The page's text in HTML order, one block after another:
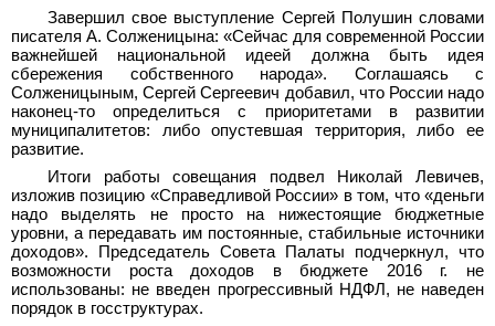
Завершил свое выступление Сергей Полушин словами
писателя А. Солженицына: «Сейчас для современной России
важнейшей национальной идеей должна быть идея
сбережения собственного народа». Соглашаясь с
Солженицыным, Сергей Сергеевич добавил, что России надо
наконец-то определиться с приоритетами в развитии
муниципалитетов: либо опустевшая территория, либо ее
развитие.
Итоги работы совещания подвел Николай Левичев,
изложив позицию «Справедливой России» в том, что «деньги
надо выделять не просто на нижестоящие бюджетные
уровни, а передавать им постоянные, стабильные источники
доходов». Председатель Совета Палаты подчеркнул, что
возможности роста доходов в бюджете 2016 г. не
использованы: не введен прогрессивный НДФЛ, не наведен
порядок в госструктурах.